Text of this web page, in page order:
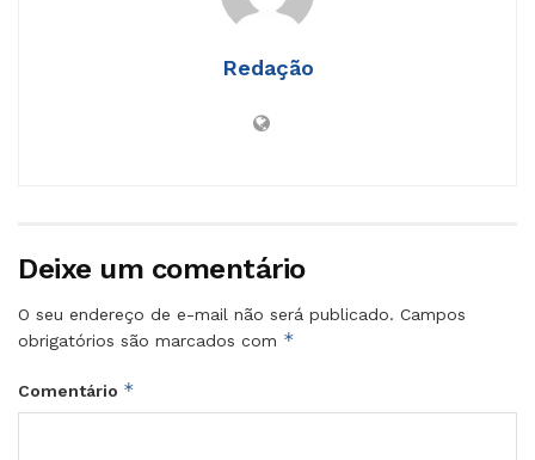
Redação
Deixe um comentário
O seu endereço de e-mail não será publicado. Campos
obrigatórios são marcados com *
Comentário *